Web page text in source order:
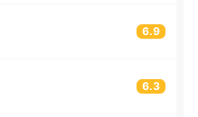
6.9
6.3